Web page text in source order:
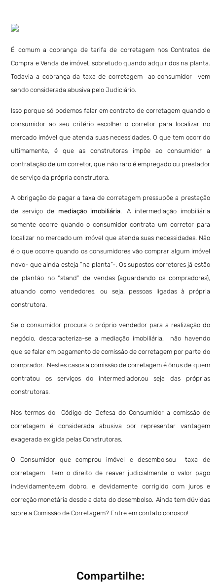
É comum a cobrança de tarifa de corretagem nos Contratos de
Compra e Venda de imóvel, sobretudo quando adquiridos na planta.
Todavia a cobrança da taxa de corretagem ao consumidor vem
sendo considerada abusiva pelo Judiciário.
Isso porque só podemos falar em contrato de corretagem quando o
consumidor ao seu critério escolher o corretor para localizar no
mercado imóvel que atenda suas necessidades. O que tem ocorrido
ultimamente, é que as construtoras impõe ao consumidor a
contratação de um corretor, que não raro é empregado ou prestador
de serviço da própria construtora.
A obrigação de pagar a taxa de corretagem pressupõe a prestação
de serviço demediação imobiliária.
A intermediação imobiliária
somente ocorre quando o consumidor contrata um corretor para
localizar no mercado um imóvel que atenda suas necessidades. Não
é o que ocorre quando os consumidores vão comprar algum imóvel
novo- que ainda esteja “na planta”-. Os supostos corretores já estão
de plantão no “stand” de vendas (aguardando os compradores),
atuando como vendedores, ou seja, pessoas ligadas à própria
construtora.
Se o consumidor procura o próprio vendedor para a realização do
negócio, descaracteriza-se a mediação imobiliária, não havendo
que se falar em pagamento de comissão de corretagem por parte do
comprador. Nestes casos a comissão de corretagem é ônus de quem
contratou os serviços do intermediador,ou seja das próprias
construtoras.
Nos termos do Código de Defesa do Consumidor a comissão de
corretagem é considerada abusiva por representar vantagem
exagerada exigida pelas Construtoras.
O Consumidor que comprou imóvel e desembolsou taxa de
corretagem tem o direito de reaver judicialmente o valor pago
indevidamente,em dobro, e devidamente corrigido com juros e
correção monetária desde a data do desembolso. Ainda tem dúvidas
sobre a Comissão de Corretagem? Entre em contato conosco!
Compartilhe: